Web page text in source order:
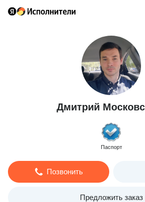
Дмитрий
Паспорт
Позвонить
Предложить заказ